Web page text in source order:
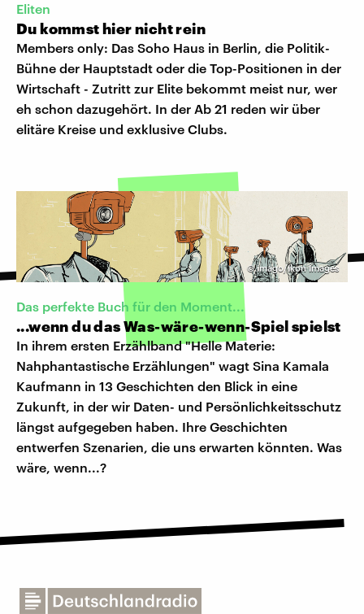
Eliten
Du kommst hier nicht rein
Members only: Das Soho Haus in Berlin, die Politik-
Bühne der Hauptstadt oder die Top-Positionen in der
Wirtschaft - Zutritt zur Elite bekommt meist nur, wer
eh schon dazugehört. In der Ab 21 reden wir über
elitäre Kreise und exklusive Clubs.
©imago/Ikon Images
Das perfekte Buch für den Moment...
...wenn du das Was-wäre-wenn-Spiel spielst
In ihrem ersten Erzählband "Helle Materie:
Nahphantastische Erzählungen" wagt Sina Kamala
Kaufmann in 13 Geschichten den Blick in eine
Zukunft, in der wir Daten- und Persönlichkeitsschutz
längst aufgegeben haben. Ihre Geschichten
entwerfen Szenarien, die uns erwarten könnten. Was
wäre, wenn...?